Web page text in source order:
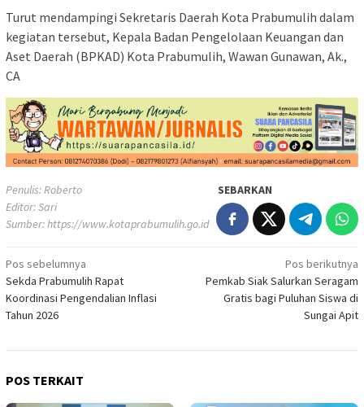
Turut mendampingi Sekretaris Daerah Kota Prabumulih dalam
kegiatan tersebut, Kepala Badan Pengelolaan Keuangan dan
Aset Daerah (BPKAD) Kota Prabumulih, Wawan Gunawan, Ak.,
CA
Penulis: Roberto
Editor: Sari
Sumber:https://www.kotaprabumulih.go.id
SEBARKAN
Navigasi
pos
Pos sebelumnya
Sekda Prabumulih Rapat
Koordinasi Pengendalian Inflasi
Tahun 2026
Pos berikutnya
Pemkab Siak Salurkan Seragam
Gratis bagi Puluhan Siswa di
Sungai Apit
POS TERKAIT